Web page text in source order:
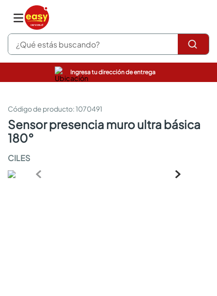
¿Qué estás buscando?
Ingresa tu dirección de entrega
:1070491
sensor presencia muro ultra básica
180°
CILES
pinturas
sanitarios
comedor
escritorio
armarios closet
comedores